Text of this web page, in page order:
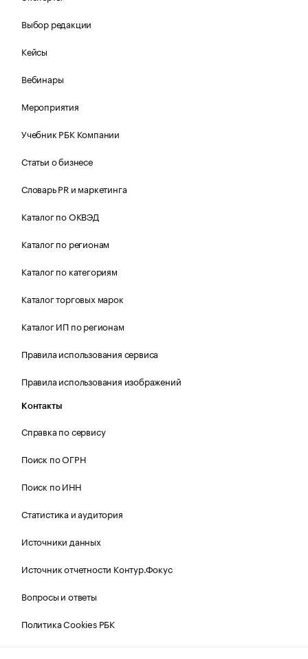
Выбор редакции
Кейсы
Вебинары
Мероприятия
Учебник РБК Компании
Статьи о бизнесе
Словарь PR и маркетинга
Каталог по ОКВЭД
Каталог по регионам
Каталог по категориям
Каталог торговых марок
Каталог ИП по регионам
Правила использования сервиса
Правила использования изображений
Контакты
Справка по сервису
Поиск по ОГРН
Поиск по ИНН
Статистика и аудитория
Источники данных
Источник отчетности Контур.Фокус
Вопросы и ответы
Политика Cookies РБК